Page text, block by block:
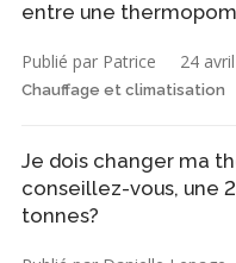
entre une
Publié par Patrice 24
Chauffage et climatisation
Je dois changer ma
conseillez-vous, une
tonnes?